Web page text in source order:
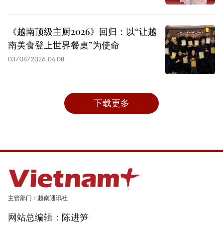
《越南顶级主厨2026》回归：以“让越
南美食登上世界餐桌”为使命
03/08/2026 04:08
下载更多
主管部门：越南通讯社
网站总编辑：陈进笋